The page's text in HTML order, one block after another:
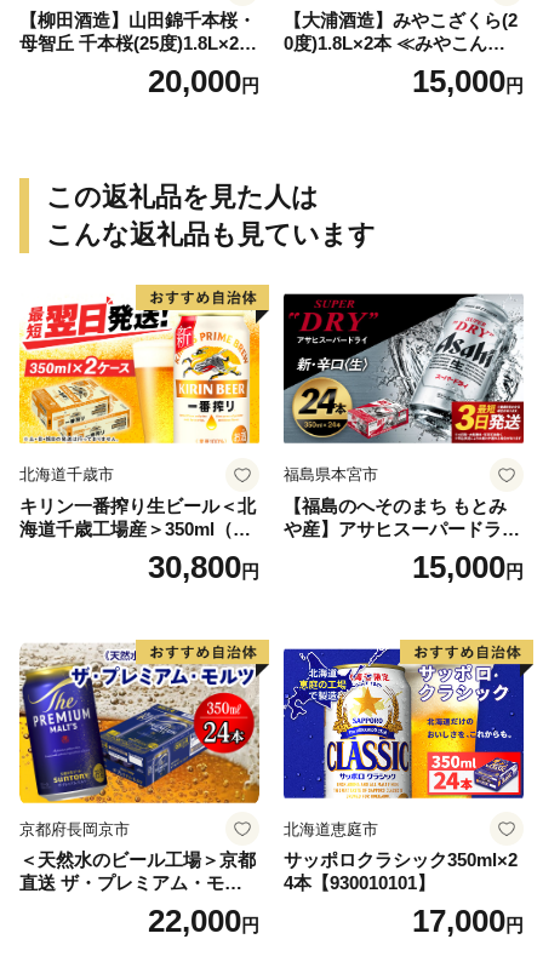
【柳田酒造】山田錦千本桜・
母智丘 千本桜(25度)1.8L×2本
≪みやこんじょ特急便≫_AC
20,000円
【大浦酒造】みやこざくら(2
0度)1.8L×2本 ≪みやこんじょ
特急便≫_MJ-077115,000円
この返礼品を見た人は
こんな返礼品も見ています
北海道千歳市
キリン一番搾り生ビール＜北
海道千歳工場産＞350ml（24
30,800円
福島県本宮市
【福島のへそのまち もとみ
や産】アサヒスーパードライ
350ml×24本 合計8.4L 1ケー
ス アルコール度数5% 缶ビー
口 送料無料 カメイ 本宮市
【07214-0206】
15,000円
京都府長岡京市
＜天然水のビール工場＞京都
直送 ザ・プレミアム・モル
ツ 350ml×24本 プレモル [149
22,000円
北海道恵庭市
サッポロクラシック350ml×2
4本【930010101】
17,000円